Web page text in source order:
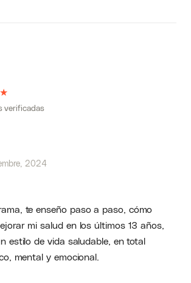
★
verificadas
2024
te enseño paso a paso, cómo
mi salud en los últimos 13 años,
estilo de vida saludable, en total
mental y emocional.